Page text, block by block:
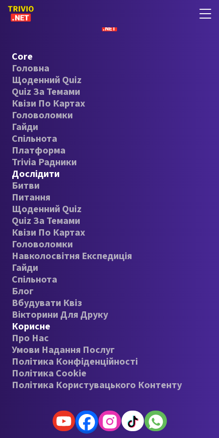
Core
Головна
Щоденний Quiz
Quiz За Темами
Квізи По Картах
Головоломки
Гайди
Спільнота
Платформа
Trivia Радники
Дослідити
Битви
Питання
Щоденний Quiz
Quiz За Темами
Квізи По Картах
Головоломки
Навколосвітня Експедиція
Гайди
Спільнота
Блог
Вбудувати Квіз
Вікторини Для Друку
Корисне
Про Нас
Умови Надання Послуг
Політика Конфіденційності
Політика Cookie
Політика Користувацького Контенту